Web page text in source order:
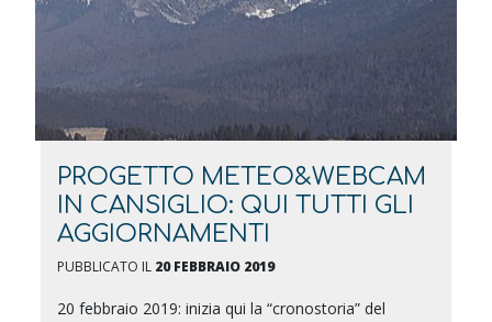
PROGETTO METEO&WEBCAM
IN CANSIGLIO: QUI TUTTI GLI
AGGIORNAMENTI
PUBBLICATO IL 20 FEBBRAIO 2019
20 febbraio 2019: inizia qui la “cronostoria” del